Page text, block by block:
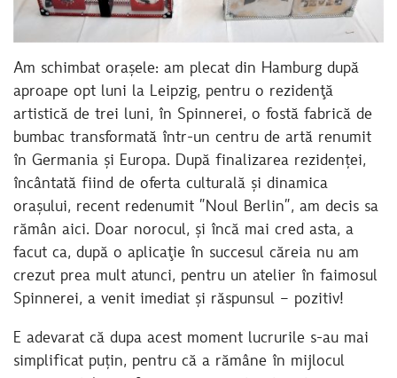
Am schimbat orașele: am plecat din Hamburg după
aproape opt luni la Leipzig, pentru o rezidenţă
artistică de trei luni, în Spinnerei, o fostă fabrică de
bumbac transformată într-un centru de artă renumit
în Germania și Europa. După finalizarea rezidenței,
încântată fiind de oferta culturală și dinamica
orașului, recent redenumit ”Noul Berlin”, am decis sa
rămân aici. Doar norocul, și încă mai cred asta, a
facut ca, după o aplicaţie în succesul căreia nu am
crezut prea mult atunci, pentru un atelier în faimosul
Spinnerei, a venit imediat și răspunsul – pozitiv!
E adevarat că dupa acest moment lucrurile s-au mai
simplificat puțin, pentru că a rămâne în mijlocul